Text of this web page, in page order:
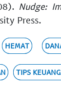
Nudge:
Press.
HEMAT
TIPS